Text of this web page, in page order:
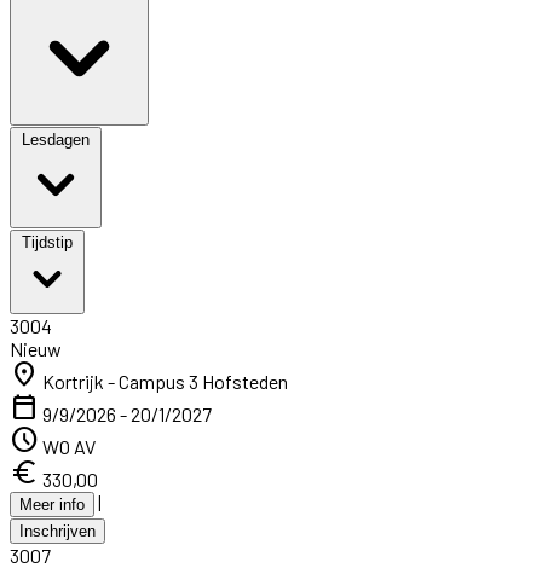
Lesdagen
Tijdstip
3004
Nieuw
location_on Kortrijk - Campus 3 Hofsteden
calendar_today 9/9/2026 - 20/1/2027
schedule WO AV
euro 330,00
Meer info |
Inschrijven
3007